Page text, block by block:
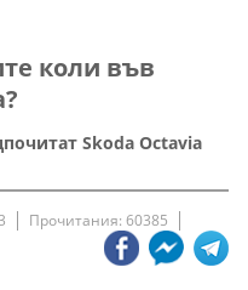
коли във
Skoda Octavia
Прочитания: 60385